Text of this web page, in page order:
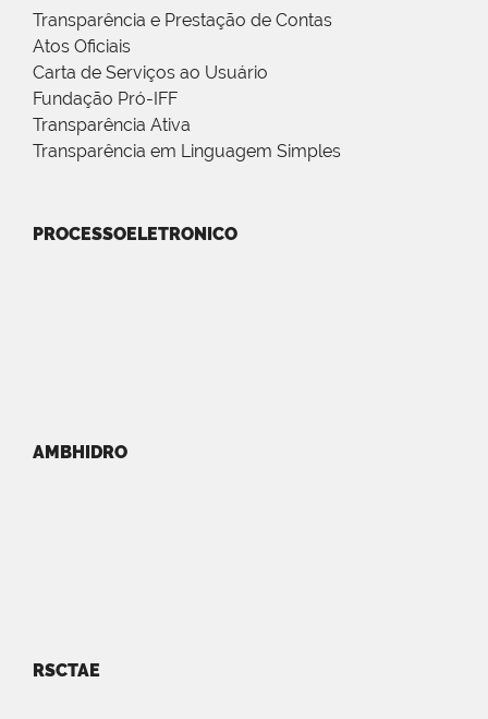
Transparência e Prestação de Contas
Atos Oficiais
Carta de Serviços ao Usuário
Fundação Pró-IFF
Transparência Ativa
Transparência em Linguagem Simples
PROCESSOELETRONICO
AMBHIDRO
RSCTAE